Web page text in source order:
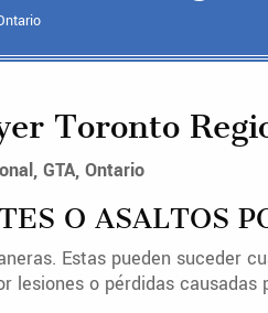
Toronto
GTA, Ontario
O ASALTOS
Estas pueden suceder
lesiones o pérdidas